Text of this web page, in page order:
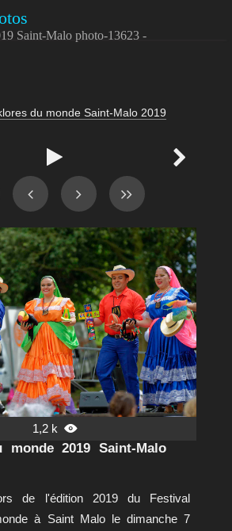
Saint-Malo photo-13623 -
du monde Saint-Malo 2019
 
1,2 k 
monde 2019 Saint-Malo
de l'édition 2019 du Festival
à Saint Malo le dimanche 7